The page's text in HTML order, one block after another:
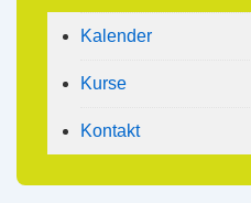
Kalender
Kurse
Kontakt